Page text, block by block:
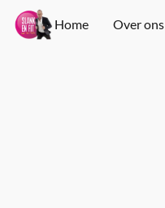
Home Over ons